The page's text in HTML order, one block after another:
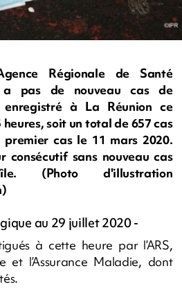
Régionale de Santé
pas de nouveau cas de
enregistré à La Réunion ce
soit un total de 657 cas
cas le 11 mars 2020.
consécutif sans nouveau cas
(Photo d'illustration
au 29 juillet 2020 -
à cette heure par l’ARS,
et l’Assurance Maladie, dont